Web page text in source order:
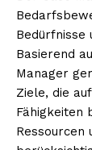
Bedürfnisse
Basierend
Manager
Ziele, die
Fähigkeiten
Ressourcen